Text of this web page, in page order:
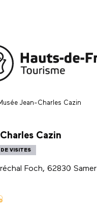
Jean-Charles Cazin
Cazin
VISITES
Foch, 62830 Samer
aux favoris